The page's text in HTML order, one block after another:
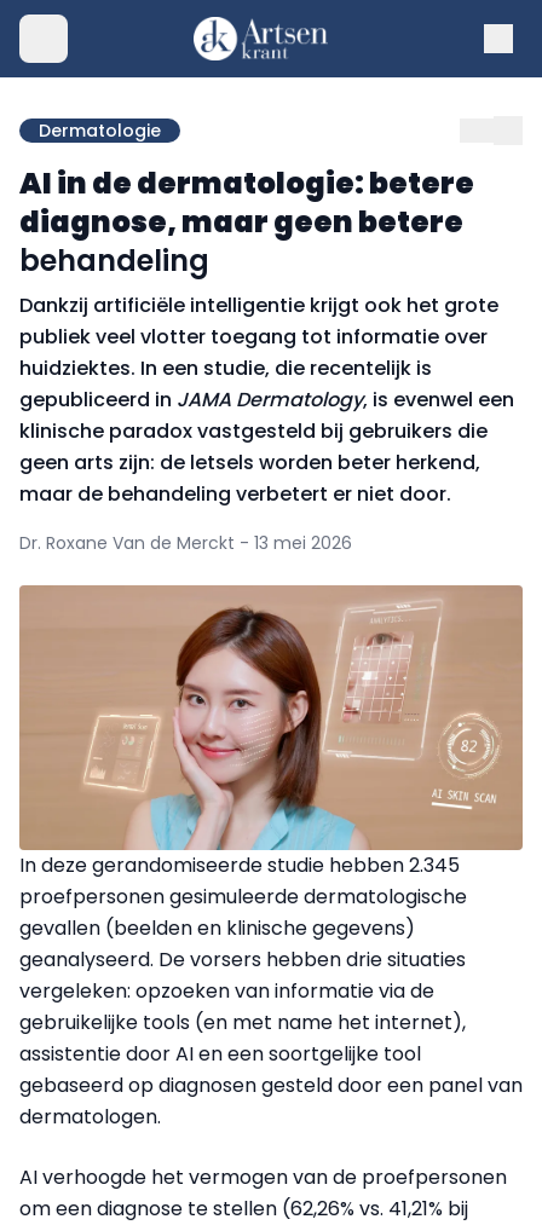
Dermatologie
AI in de dermatologie: betere
diagnose, maar geen betere
behandeling
Dankzij artificiële intelligentie krijgt ook het grote
publiek veel vlotter toegang tot informatie over
huidziektes. In een studie, die recentelijk is
gepubliceerd in JAMA Dermatology, is evenwel een
klinische paradox vastgesteld bij gebruikers die
geen arts zijn: de letsels worden beter herkend,
maar de behandeling verbetert er niet door.
Dr. Roxane Van de Merckt - 13 mei 2026
In deze gerandomiseerde studie hebben 2.345
proefpersonen gesimuleerde dermatologische
gevallen (beelden en klinische gegevens)
geanalyseerd. De vorsers hebben drie situaties
vergeleken: opzoeken van informatie via de
gebruikelijke tools (en met name het internet),
assistentie door AI en een soortgelijke tool
gebaseerd op diagnosen gesteld door een panel van
dermatologen.
AI verhoogde het vermogen van de proefpersonen
om een diagnose te stellen (62,26% vs. 41,21% bij